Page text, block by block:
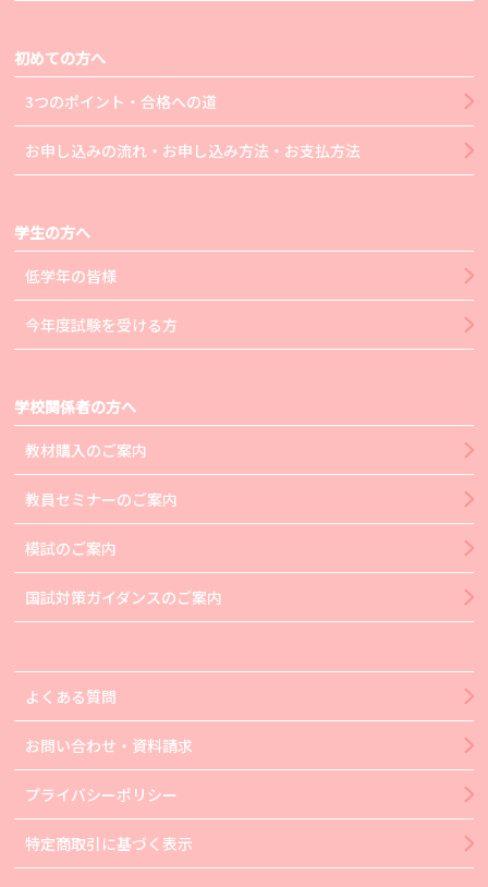
初めての方へ
3つのポイント・合格への道
お申し込みの流れ・お申し込み方法・お支払方法
学生の方へ
低学年の皆様
今年度試験を受ける方
学校関係者の方へ
教材購入のご案内
教員セミナーのご案内
模試のご案内
国試対策ガイダンスのご案内
よくある質問
お問い合わせ・資料請求
プライバシーポリシー
特定商取引に基づく表示